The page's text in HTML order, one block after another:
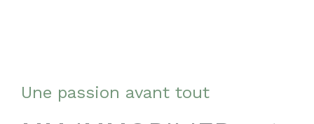
Une passion avant tout